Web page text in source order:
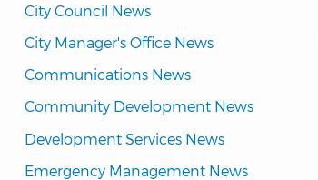
City Council News
City Manager's Office News
Communications News
Community Development News
Development Services News
Emergency Management News